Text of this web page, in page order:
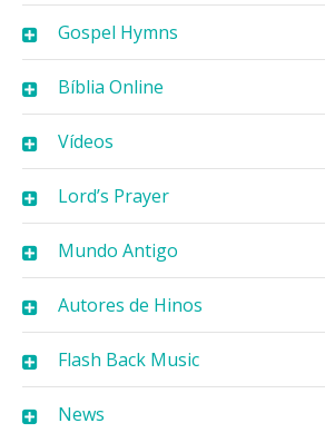
Gospel Hymns
Bíblia Online
Vídeos
Lord’s Prayer
Mundo Antigo
Autores de Hinos
Flash Back Music
News